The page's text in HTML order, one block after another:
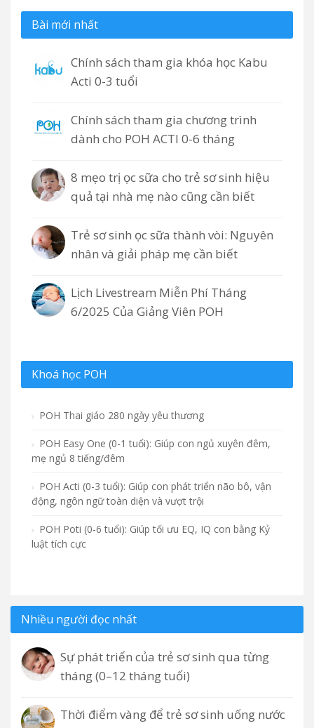
Bài mới nhất
Chính sách tham gia khóa học Kabu
Acti 0-3 tuổi
Chính sách tham gia chương trình
dành cho POH ACTI 0-6 tháng
8 mẹo trị ọc sữa cho trẻ sơ sinh hiệu
quả tại nhà mẹ nào cũng cần biết
Trẻ sơ sinh ọc sữa thành vòi: Nguyên
nhân và giải pháp mẹ cần biết
Lịch Livestream Miễn Phí Tháng
6/2025 Của Giảng Viên POH
Khoá học POH
POH Thai giáo 280 ngày yêu thương
POH Easy One (0-1 tuổi): Giúp con ngủ xuyên đêm,
mẹ ngủ 8 tiếng/đêm
POH Acti (0-3 tuổi): Giúp con phát triển não bô, vận
động, ngôn ngữ toàn diện và vượt trội
POH Poti (0-6 tuổi): Giúp tối ưu EQ, IQ con bằng Kỷ
luật tích cực
Nhiều người đọc nhất
Sự phát triển của trẻ sơ sinh qua từng
tháng (0–12 tháng tuổi)
Thời điểm vàng để trẻ sơ sinh uống nước